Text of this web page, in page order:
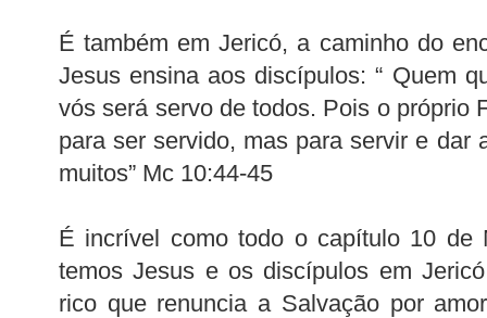
É também em Jericó, a caminho do
Jesus ensina aos discípulos: “ Quem
vós será servo de todos. Pois o próprio
para ser servido, mas para servir e dar
muitos” Mc 10:44-45
É incrível como todo o capítulo 10 de
temos Jesus e os discípulos em
rico que renuncia a Salvação por